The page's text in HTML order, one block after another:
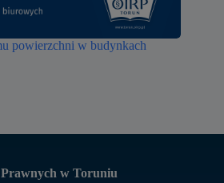
powierzchni w budynkach
w Toruniu